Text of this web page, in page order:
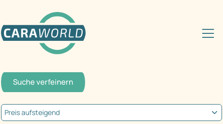
Suche verfeinern